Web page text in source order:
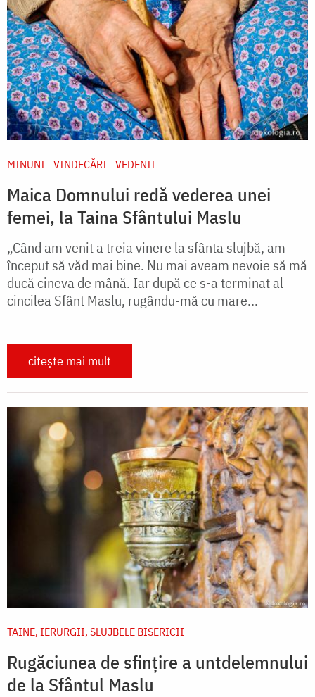
MINUNI - VINDECĂRI - VEDENII
Maica Domnului redă vederea unei
femei, la Taina Sfântului Maslu
„Când am venit a treia vinere la sfânta slujbă, am
început să văd mai bine. Nu mai aveam nevoie să mă
ducă cineva de mână. Iar după ce s-a terminat al
cincilea Sfânt Maslu, rugându-mă cu mare...
citește mai mult
TAINE, IERURGII, SLUJBELE BISERICII
Rugăciunea de sfințire a untdelemnului
de la Sfântul Maslu